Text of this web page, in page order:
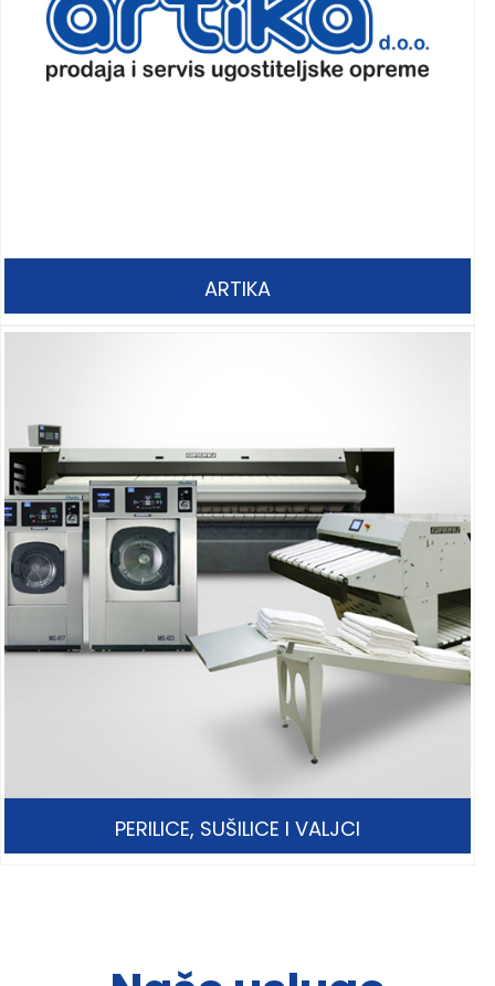
ARTIKA
PERILICE, SUŠILICE I VALJCI